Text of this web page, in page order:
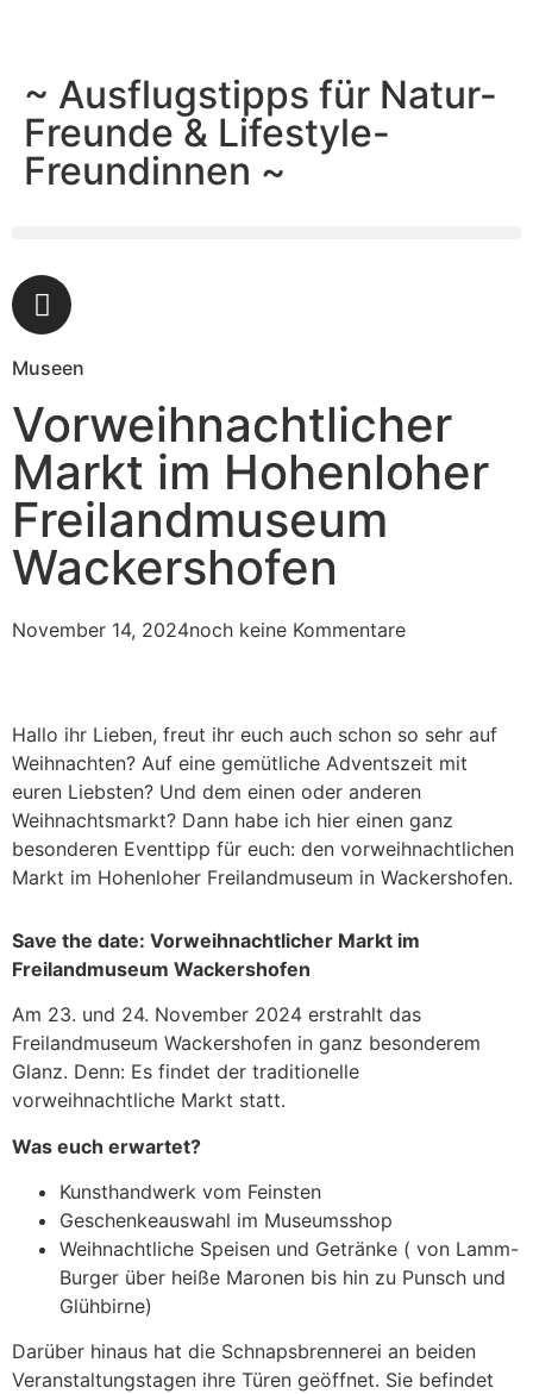
~ Ausflugstipps für Natur-
Freunde & Lifestyle-
Freundinnen ~
Museen
Vorweihnachtlicher
Markt im Hohenloher
Freilandmuseum
Wackershofen
November 14, 2024noch keine Kommentare
Hallo ihr Lieben, freut ihr euch auch schon so sehr auf
Weihnachten? Auf eine gemütliche Adventszeit mit
euren Liebsten? Und dem einen oder anderen
Weihnachtsmarkt? Dann habe ich hier einen ganz
besonderen Eventtipp für euch: den vorweihnachtlichen
Markt im Hohenloher Freilandmuseum in Wackershofen.
Save the date: Vorweihnachtlicher Markt im
Freilandmuseum Wackershofen
Am 23. und 24. November 2024 erstrahlt das
Freilandmuseum Wackershofen in ganz besonderem
Glanz. Denn: Es findet der traditionelle
vorweihnachtliche Markt statt.
Was euch erwartet?
Kunsthandwerk vom Feinsten
Geschenkeauswahl im Museumsshop
Weihnachtliche Speisen und Getränke ( von Lamm-
Burger über heiße Maronen bis hin zu Punsch und
Glühbirne)
Darüber hinaus hat die Schnapsbrennerei an beiden
Veranstaltungstagen ihre Türen geöffnet. Sie befindet